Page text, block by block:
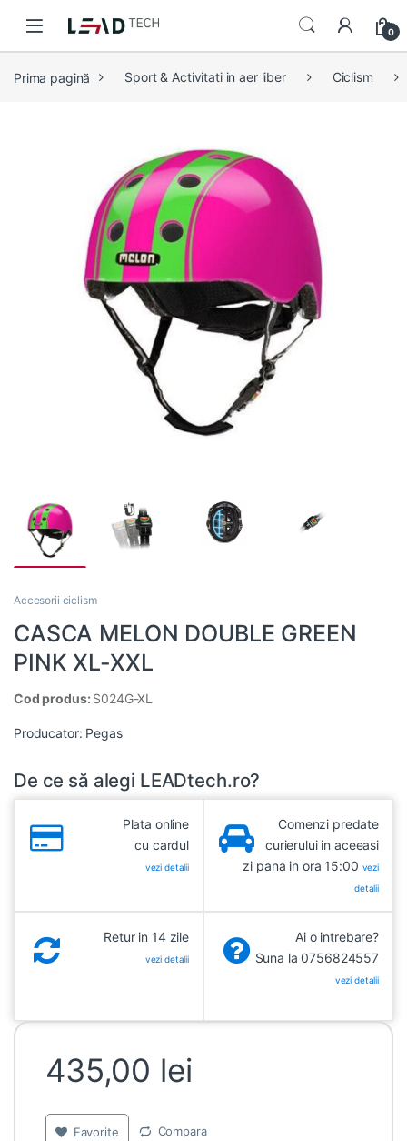
0
Prima pagină Sport & Activitati in aer liber Ciclism
Accesorii ciclism
CASCA MELON DOUBLE GREEN
PINK XL-XXL
Cod produs: S024G-XL
Producator: Pegas
De ce să alegi LEADtech.ro?
Plata online
cu cardul
vezi detalii
Comenzi predate
curierului in aceeasi
zi pana in ora 15:00 vezi
detalii
Retur in 14 zile
vezi detalii
Ai o intrebare?
Suna la 0756824557
vezi detalii
435,00 lei
Favorite Compara